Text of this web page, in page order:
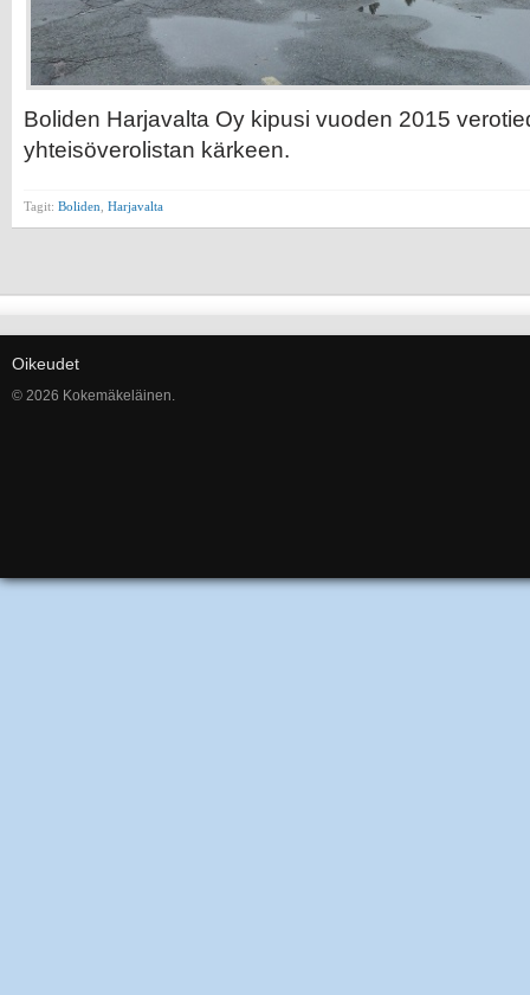
Boliden Harjavalta Oy kipusi vuoden 2015
yhteisöverolistan kärkeen.
Tagit: Boliden, Harjavalta
Oikeudet
© 2026 Kokemäkeläinen.